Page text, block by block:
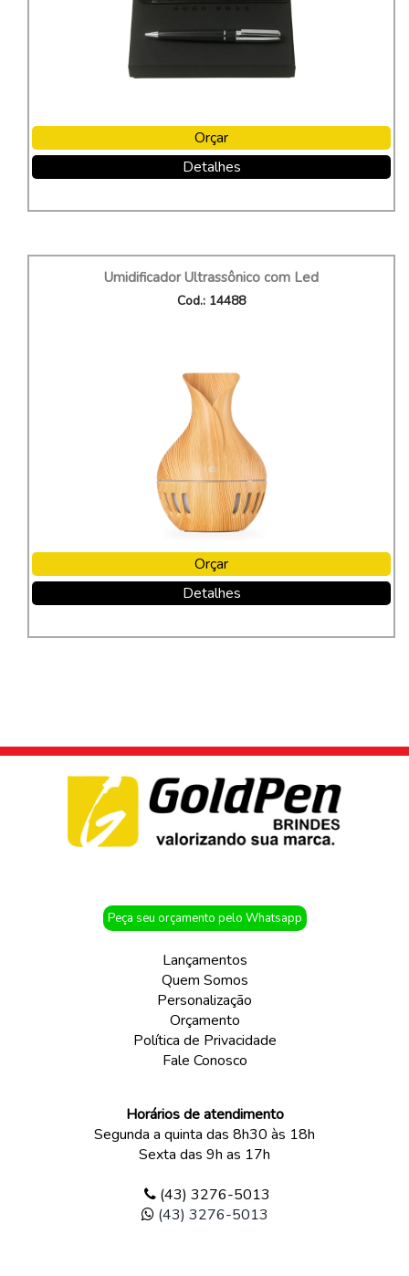
Orçar
Detalhes
Umidificador Ultrassônico com Led
Cod.: 14488
Orçar
Detalhes
Peça seu orçamento pelo Whatsapp
Lançamentos
Quem Somos
Personalização
Orçamento
Política de Privacidade
Fale Conosco
Horários de atendimento
Segunda a quinta das 8h30 às 18h
Sexta das 9h as 17h
(43) 3276-5013
(43) 3276-5013